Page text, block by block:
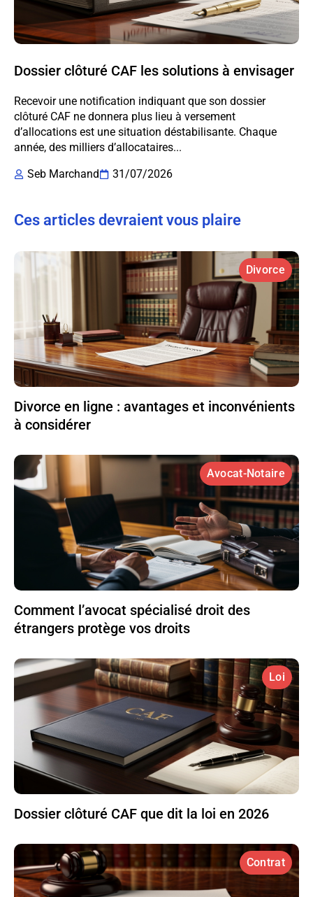
Dossier clôturé CAF les solutions à envisager
Recevoir une notification indiquant que son dossier
clôturé CAF ne donnera plus lieu à versement
d’allocations est une situation déstabilisante. Chaque
année, des milliers d’allocataires...
Seb Marchand
31/07/2026
Ces articles devraient vous plaire
Divorce
Divorce en ligne : avantages et inconvénients
à considérer
Avocat-Notaire
Comment l’avocat spécialisé droit des
étrangers protège vos droits
Loi
Dossier clôturé CAF que dit la loi en 2026
Contrat